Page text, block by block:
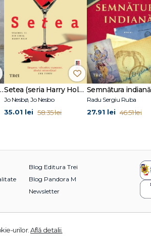
să plângi Setea (seria Harry Hole, vol. 11)
Jo Nesbø, Jo Nesbo
35.01 lei 58.35 lei
Semnătura indiană
Radu Sergiu Ruba
27.91 lei 46.51 lei
Blog Editura Trei
Blog Pandora M
Newsletter
urilor. Află detalii.